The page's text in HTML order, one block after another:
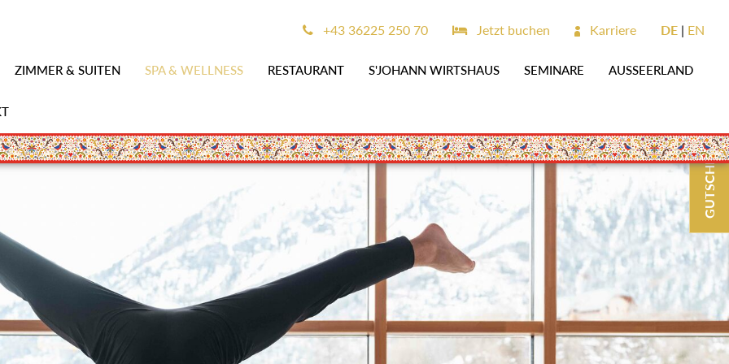
ZIMMER & SUITEN SPA & WELLNESS RESTAURANT S'JOHANN WIRTSHAUS SEMINARE AUSSEERLAND
+43 36225 250 70 Jetzt buchen Karriere DE EN
GUTSCHEINE